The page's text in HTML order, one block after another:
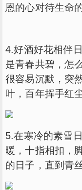
恩的心对待生命
4.好酒好花相伴
是青春共碧，怎
很容易沉默，突
叶，百年挥手红
5.在寒冷的素雪
暖，十指相扣，
的日子，直到青